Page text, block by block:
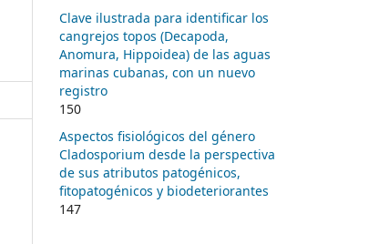
Clave ilustrada para identificar los
cangrejos topos (Decapoda,
Anomura, Hippoidea) de las aguas
marinas cubanas, con un nuevo
registro
150
Aspectos fisiológicos del género
Cladosporium desde la perspectiva
de sus atributos patogénicos,
fitopatogénicos y biodeteriorantes
147